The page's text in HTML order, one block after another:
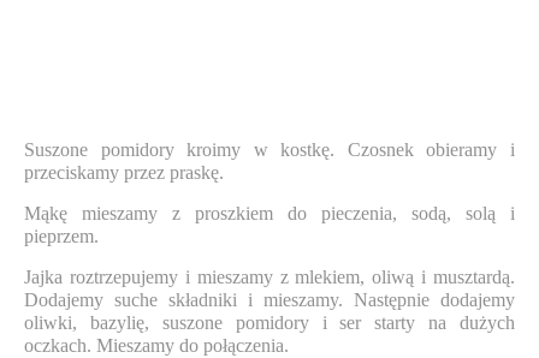
Suszone pomidory kroimy w kostkę. Czosnek obieramy i
przeciskamy przez praskę.
Mąkę mieszamy z proszkiem do pieczenia, sodą, solą i
pieprzem.
Jajka roztrzepujemy i mieszamy z mlekiem, oliwą i musztardą.
Dodajemy suche składniki i mieszamy. Następnie dodajemy
oliwki, bazylię, suszone pomidory i ser starty na dużych
oczkach. Mieszamy do połączenia.